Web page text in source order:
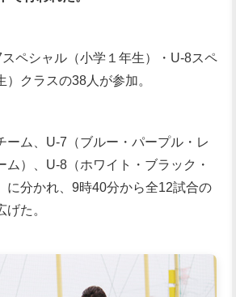
ペシャル（小学１年生）・U‐8スペ
）クラスの38人が参加。
ム、U‐7（ブルー・パープル・レ
ム）、U‐8（ホワイト・ブラック・
に分かれ、9時40分から全12試合の
た。